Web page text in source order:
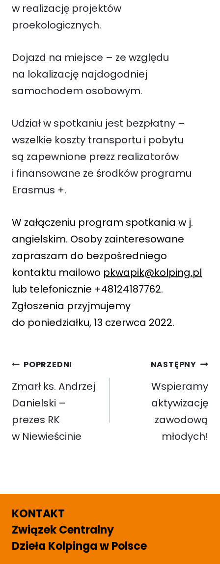
w realizację projektów
proekologicznych.
Dojazd na miejsce – ze względu
na lokalizację najdogodniej
samochodem osobowym.
Udział w spotkaniu jest bezpłatny –
wszelkie koszty transportu i pobytu
są zapewnione prezz realizatorów
i finansowane ze środków programu
Erasmus +.
W załączeniu program spotkania w j.
angielskim. Osoby zainteresowane
zapraszam do bezpośredniego
kontaktu mailowo pkwapik@kolping.pl
lub telefonicznie +48124187762.
Zgłoszenia przyjmujemy
do poniedziałku, 13 czerwca 2022.
Nawigacja
wpisu
POPRZEDNI
Zmarł ks. Andrzej
Danielski –
prezes RK
w Niewieścinie
NASTĘPNY
Wspieramy
aktywizację
zawodową
młodych!
KONTAKT
Związek Centralny
Dzieła Kolpinga w Polsce